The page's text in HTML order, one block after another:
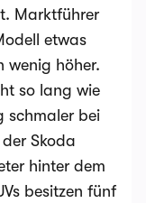
Marktführer
etwas
wenig höher.
so lang wie
schmaler bei
Skoda
hinter dem
besitzen fünf